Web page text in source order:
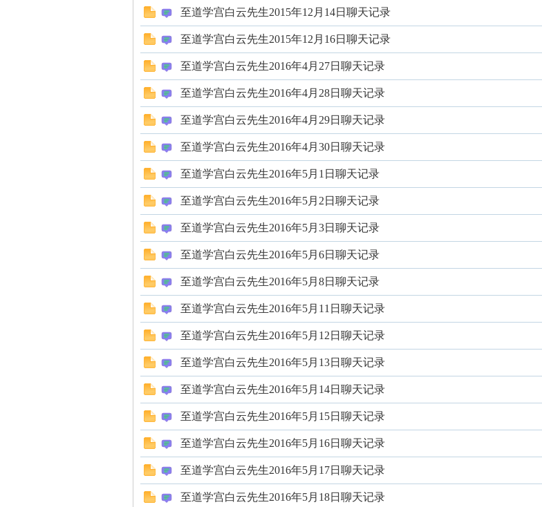
缠
迷
至道学宫白云先生2015年12月14日聊天记录
至道学宫白云先生2015年12月16日聊天记录
至道学宫白云先生2016年4月27日聊天记录
至道学宫白云先生2016年4月28日聊天记录
至道学宫白云先生2016年4月29日聊天记录
至道学宫白云先生2016年4月30日聊天记录
至道学宫白云先生2016年5月1日聊天记录
至道学宫白云先生2016年5月2日聊天记录
至道学宫白云先生2016年5月3日聊天记录
至道学宫白云先生2016年5月6日聊天记录
至道学宫白云先生2016年5月8日聊天记录
至道学宫白云先生2016年5月11日聊天记录
至道学宫白云先生2016年5月12日聊天记录
至道学宫白云先生2016年5月13日聊天记录
至道学宫白云先生2016年5月14日聊天记录
至道学宫白云先生2016年5月15日聊天记录
至道学宫白云先生2016年5月16日聊天记录
至道学宫白云先生2016年5月17日聊天记录
至道学宫白云先生2016年5月18日聊天记录